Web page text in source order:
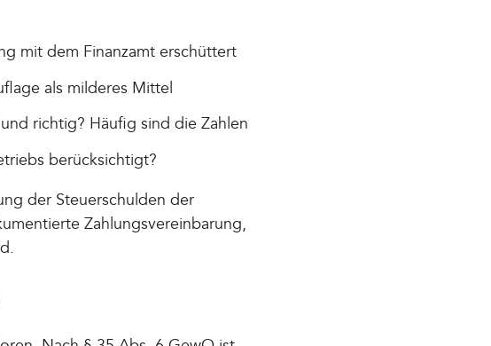
mit dem Finanzamt erschüttert
als milderes Mittel
richtig? Häufig sind die Zahlen
berücksichtigt?
der Steuerschulden der
Zahlungsvereinbarung,